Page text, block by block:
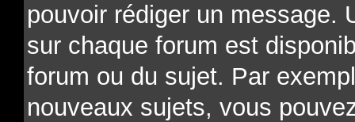
pouvoir rédiger un message.
sur chaque forum est
forum ou du sujet. Par
nouveaux sujets, vous